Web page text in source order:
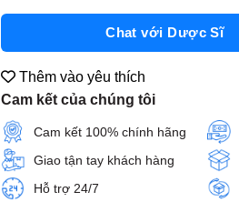
Cam kết của chúng tôi
Cam kết 100% chính hãng
Giao tận tay khách hàng
Hỗ trợ 24/7
Chat với Dược Sĩ
Thêm vào yêu thích